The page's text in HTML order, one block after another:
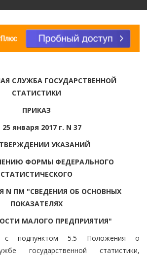
СЛУЖБА ГОСУДАРСТВЕННОЙ
СТАТИСТИКИ
ПРИКАЗ
25 января 2017 г. N 37
УКАЗАНИЙ
ФОРМЫ ФЕДЕРАЛЬНОГО
СТАТИСТИЧЕСКОГО
N ПМ "СВЕДЕНИЯ ОБ ОСНОВНЫХ
ПОКАЗАТЕЛЯХ
МАЛОГО ПРЕДПРИЯТИЯ"
с подпунктом 5.5 Положения о
государственной статистики,